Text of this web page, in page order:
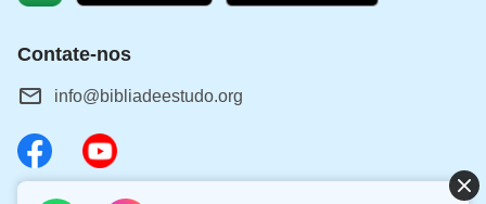
Contate-nos
info@bibliadeestudo.org